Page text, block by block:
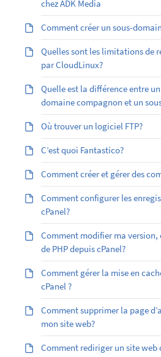
chez ADK Media
Comment créer un sous-
Quelles sont les limitations de
par CloudLinux?
Quelle est la différence entre
domaine compagnon et un
Où trouver un logiciel FTP?
C’est quoi Fantastico?
Comment créer et gérer des
Comment configurer les
cPanel?
Comment modifier ma
de PHP depuis cPanel?
Comment gérer la mise en
cPanel ?
Comment supprimer la page
mon site web?
Comment rediriger un site web